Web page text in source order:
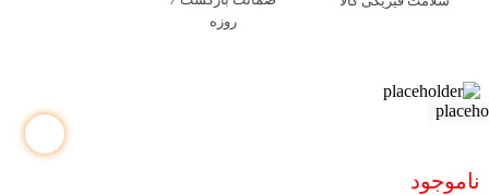
روزه
ناموجود